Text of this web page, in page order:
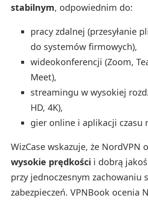
stabilnym, odpowiednim do:
pracy zdalnej (przesyłanie
do systemów firmowych),
wideokonferencji (Zoom,
Meet),
streamingu w wysokiej
HD, 4K),
gier online i aplikacji czasu
WizCase wskazuje, że NordVPN
wysokie prędkości i dobrą
przy jednoczesnym zachowaniu
zabezpieczeń. VPNBook ocenia